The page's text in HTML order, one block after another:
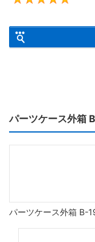
パーツケース外箱
パーツケース外箱 B-